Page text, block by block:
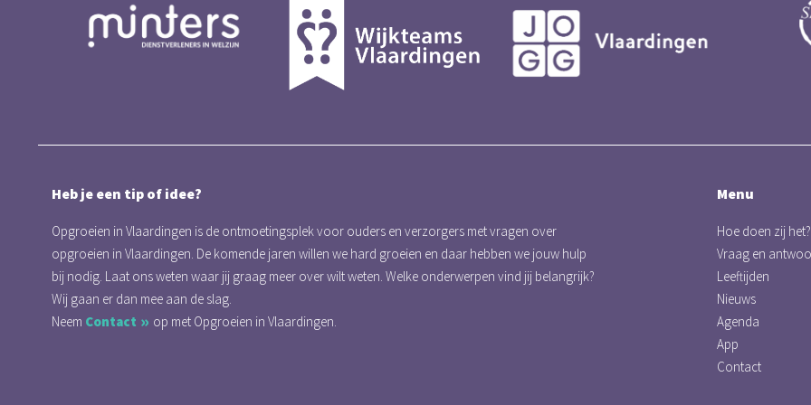
Heb je een tip of idee?
Opgroeien in Vlaardingen is de ontmoetingsplek voor ouders en verzorgers met vragen over
opgroeien in Vlaardingen. De komende jaren willen we hard groeien en daar hebben we jouw hulp
bij nodig. Laat ons weten waar jij graag meer over wilt weten. Welke onderwerpen vind jij belangrijk?
Wij gaan er dan mee aan de slag.
Neem Contact op met Opgroeien in Vlaardingen.
Menu
Hoe doen zij het?
Vraag en
Leeftijden
Nieuws
Agenda
App
Contact